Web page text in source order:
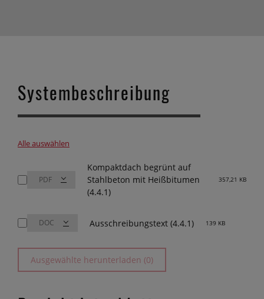
Systembeschreibung
Alle auswählen
Kompaktdach begrünt auf
Stahlbeton mit Heißbitumen
(4.4.1)
357,21 KB
Ausschreibungstext (4.4.1) 139 KB
Ausgewählte herunterladen (0)